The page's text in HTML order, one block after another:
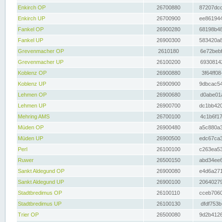
Enkirch OP
26700880
Enkirch UP
26700900
Fankel OP
26900280
Fankel UP
26900300
Grevenmacher OP
2610180
Grevenmacher UP
26100200
Koblenz OP
26900880
Koblenz UP
26900900
Lehmen OP
26900680
Lehmen UP
26900700
Mehring AMS
26700100
Müden OP
26900480
Müden UP
26900500
Perl
26100100
Ruwer
26500150
Sankt Aldegund OP
26900080
Sankt Aldegund UP
26900100
Stadtbredimus OP
26100110
Stadtbredimus UP
26100130
Trier OP
26500080